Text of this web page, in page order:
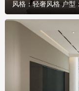
风格：轻奢风格 户型：